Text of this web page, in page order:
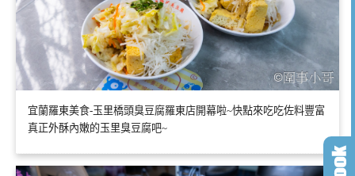
宜蘭羅東美食-玉里橋頭臭豆腐羅東店開幕啦~快點來吃吃佐料豐富
真正外酥內嫩的玉里臭豆腐吧~